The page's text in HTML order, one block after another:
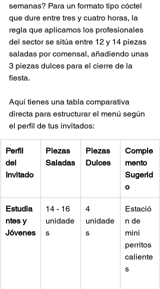
semanas? Para un formato tipo cóctel
que dure entre tres y cuatro horas, la
regla que aplicamos los profesionales
del sector se sitúa entre 12 y 14 piezas
saladas por comensal, añadiendo unas
3 piezas dulces para el cierre de la
fiesta.
Aquí tienes una tabla comparativa
directa para estructurar el menú según
el perfil de tus invitados:
Perfil
del
Invitado
Piezas
Saladas
Piezas
Dulces
Comple
mento
Sugerid
o
Estudia
ntes y
Jóvenes
14 - 16
unidade
s
4
unidade
s
Estació
n de
mini
perritos
caliente
s